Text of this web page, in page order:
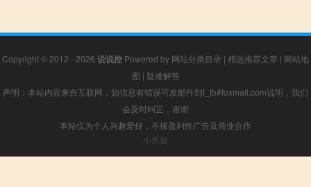
Copyright © 2012 - 2026 说说控 Powered by 网站分类目录 | 精选推荐文章 | 网站地
图 | 疑难解答
声明：本站内容来自互联网，如信息有错误可发邮件到f_fb#foxmail.com说明，我们
会及时纠正，谢谢
本站仅为个人兴趣爱好，不接盈利性广告及商业合作
小男孩